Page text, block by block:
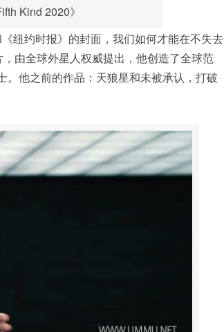
Kind 2020》
纽约时报》的封面，我们如何才能在不失去
由全球外星人权威提出，他创造了全球范
他之前的作品：天狼星和未被承认，打破